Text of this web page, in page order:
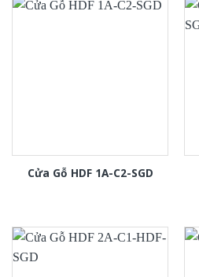
Cửa Gỗ HDF 1A-C2-SGD